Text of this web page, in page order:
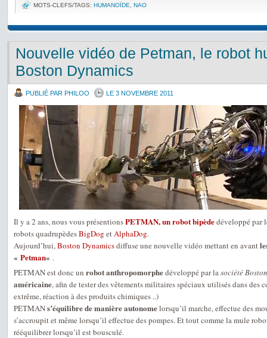
MOTS-CLEFS/TAGS: HUMANOÏDE NAO
Nouvelle vidéo de Petman, le robot
Boston Dynamics
PUBLIÉ PAR PHILOO LE 3 NOVEMBRE 2011
Il y a 2 ans, nous vous présentionsPETMAN, un robot bipèdedéveloppé par
robots quadrupèdesBigDog etAlphaDog.
Aujourd’hui,Boston Dynamicsdiffuse une nouvelle vidéo mettant en avant
« Petman« .
PETMAN est donc un robot anthropomorphedéveloppé par lasociété
américaine, afin de tester des vêtements militaires spéciaux utilisés dans des
extrême, réaction à des produits chimiques ..)
PETMANs’équilibre de manière autonomelorsqu’il marche, effectue des
s’accroupit et même lorsqu’il effectue des pompes. Et tout comme la mule
rééquilibrer lorsqu’il est bousculé.